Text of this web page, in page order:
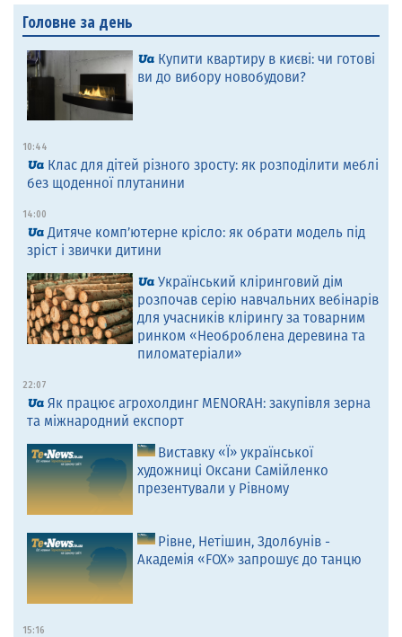
Головне за день
Купити квартиру в києві: чи готові
ви до вибору новобудови?
10:44
Клас для дітей різного зросту: як розподілити меблі
без щоденної плутанини
14:00
Дитяче комп’ютерне крісло: як обрати модель під
зріст і звички дитини
Український кліринговий дім
розпочав серію навчальних вебінарів
для учасників клірингу за товарним
ринком «Необроблена деревина та
пиломатеріали»
22:07
Як працює агрохолдинг MENORAH: закупівля зерна
та міжнародний експорт
Виставку «Ї» української
художниці Оксани Самійленко
презентували у Рівному
Рівне, Нетішин, Здолбунів -
Академія «FOX» запрошує до танцю
15:16